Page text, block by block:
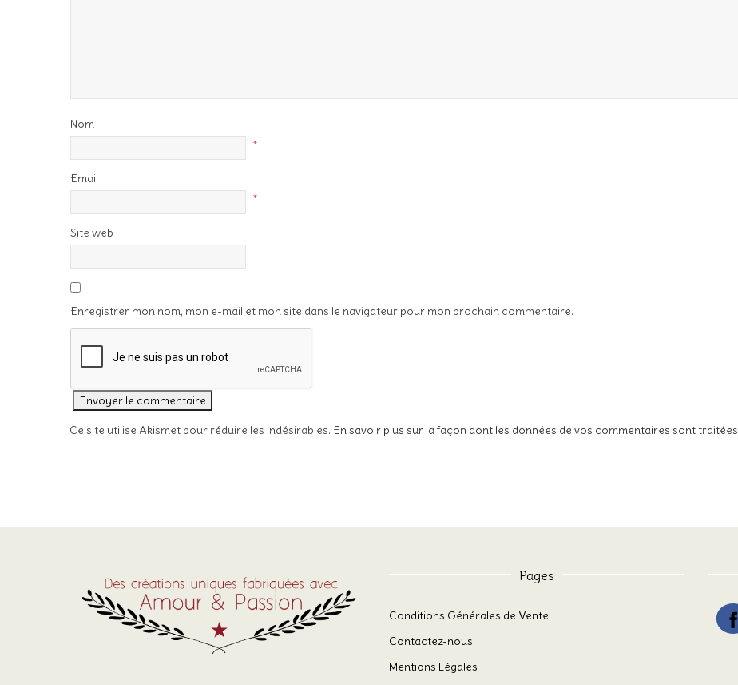
Nom
*
Email
*
Site web
Enregistrer mon nom, mon e-mail et mon site dans le navigateur pour mon prochain commentaire.
Ce site utilise Akismet pour réduire les indésirables. En savoir plus sur la façon dont les données de vos commentaires sont traitées
Pages
Conditions Générales de Vente
Contactez-nous
Mentions Légales